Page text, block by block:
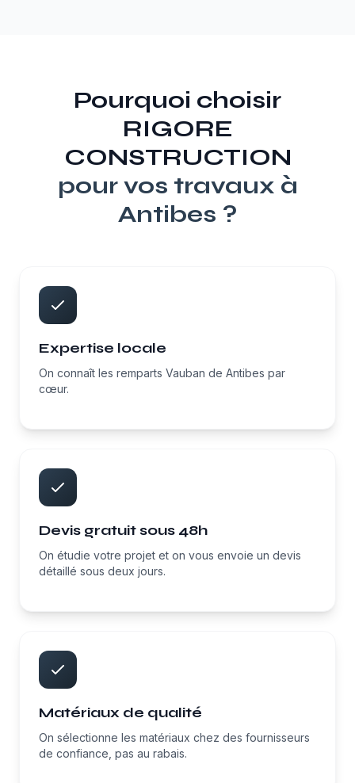
Pourquoi choisir
RIGORE
CONSTRUCTION
pour vos travaux à
Antibes ?
Expertise locale
On connaît les remparts Vauban de Antibes par
cœur.
Devis gratuit sous 48h
On étudie votre projet et on vous envoie un devis
détaillé sous deux jours.
Matériaux de qualité
On sélectionne les matériaux chez des fournisseurs
de confiance, pas au rabais.